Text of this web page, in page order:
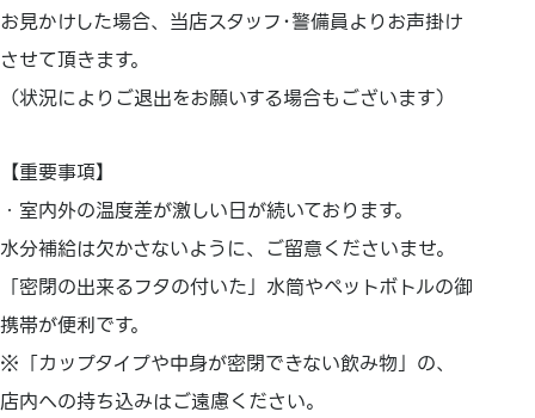
お見かけした場合、当店スタッフ･警備員よりお声掛け
させて頂きます。
（状況によりご退出をお願いする場合もございます）
【重要事項】
・室内外の温度差が激しい日が続いております。
水分補給は欠かさないように、ご留意くださいませ。
「密閉の出来るフタの付いた」水筒やペットボトルの御
携帯が便利です。
※「カップタイプや中身が密閉できない飲み物」の、
店内への持ち込みはご遠慮ください。